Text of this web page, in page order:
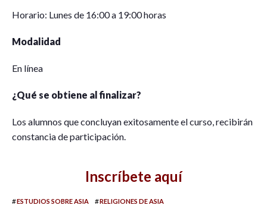
Horario: Lunes de 16:00 a 19:00 horas
Modalidad
En línea
¿Qué se obtiene al finalizar?
Los alumnos que concluyan exitosamente el curso, recibirán
constancia de participación.
Inscríbete aquí
#ESTUDIOS SOBRE ASIA #RELIGIONES DE ASIA